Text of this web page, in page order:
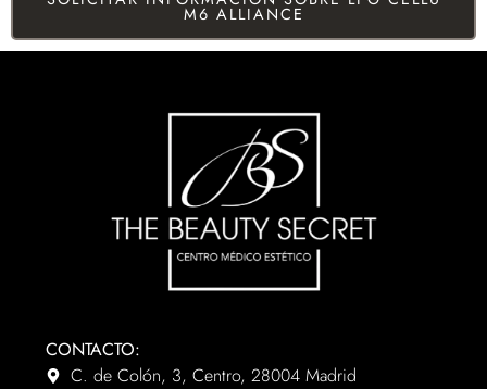
M6 ALLIANCE
CONTACTO:
C. de Colón, 3, Centro, 28004 Madrid